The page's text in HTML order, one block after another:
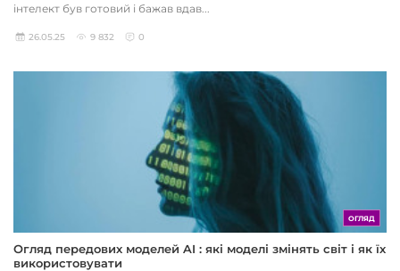
інтелект був готовий і бажав вдав...
26.05.25 9 832 0
ОГЛЯД
Огляд передових моделей AI : які моделі змінять світ і як їх
використовувати